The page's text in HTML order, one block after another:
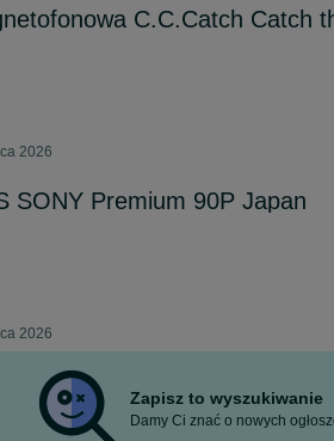
C.C.Catch Catch
2026
SONY Premium 90P Japan
2026
Zapisz to wyszukiwanie
Damy Ci znać o nowych